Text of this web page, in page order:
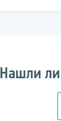
Нашли